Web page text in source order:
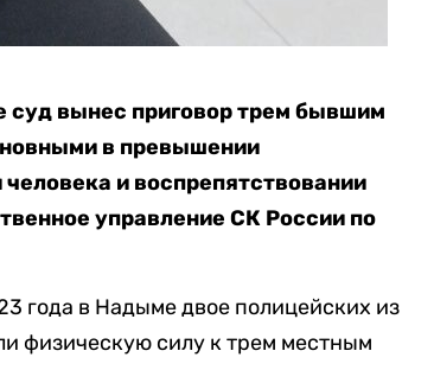
вынес приговор трем бывшим
в превышении
и воспрепятствовании
управление СК России по
года в Надыме двое полицейских из
физическую силу к трем местным